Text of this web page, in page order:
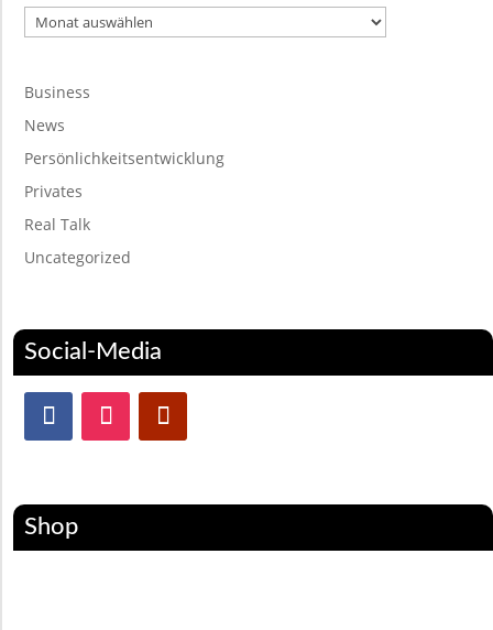
Archiv
Business
News
Persönlichkeitsentwicklung
Privates
Real Talk
Uncategorized
Social-Media
Shop